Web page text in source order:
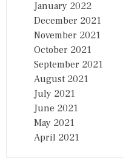
January 2022
December 2021
November 2021
October 2021
September 2021
August 2021
July 2021
June 2021
May 2021
April 2021